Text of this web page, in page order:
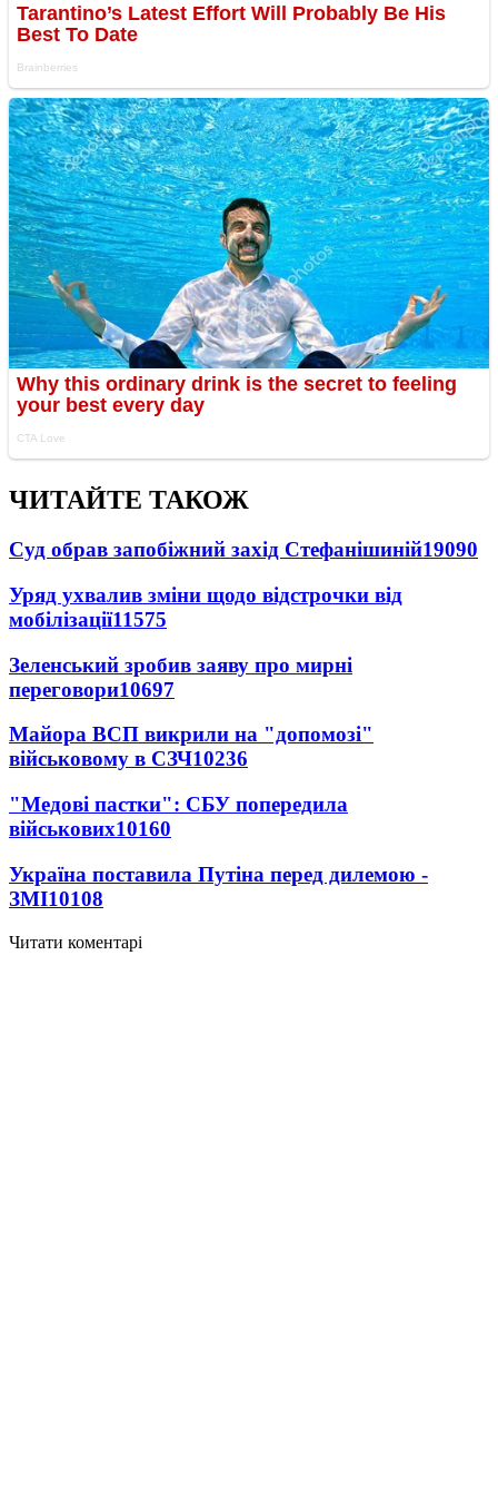
ЧИТАЙТЕ ТАКОЖ
Суд обрав запобіжний захід Стефанішиній19090
Уряд ухвалив зміни щодо відстрочки від
мобілізації11575
Зеленський зробив заяву про мирні
переговори10697
Майора ВСП викрили на "допомозі"
військовому в СЗЧ10236
"Медові пастки": СБУ попередила
військових10160
Україна поставила Путіна перед дилемою -
ЗМІ10108
Читати коментарі